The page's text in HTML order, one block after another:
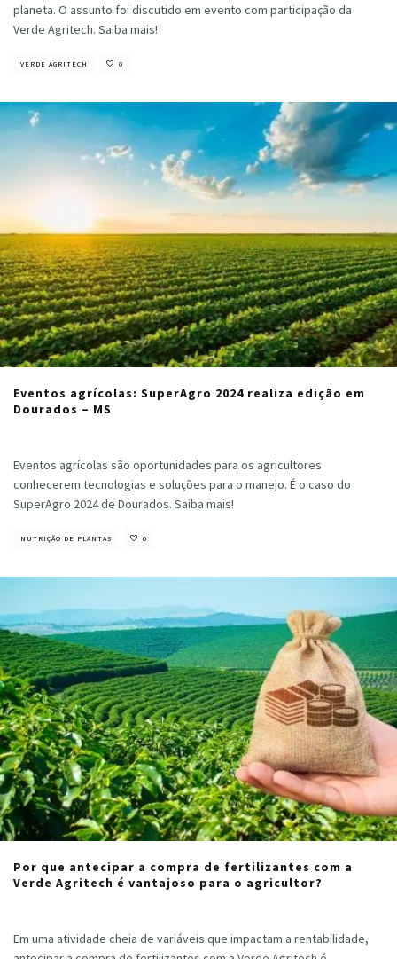
planeta. O assunto foi discutido em evento com participação da
Verde Agritech. Saiba mais!
VERDE AGRITECH 0
Eventos agrícolas: SuperAgro 2024 realiza edição em
Dourados – MS
Eventos agrícolas são oportunidades para os agricultores
conhecerem tecnologias e soluções para o manejo. É o caso do
SuperAgro 2024 de Dourados. Saiba mais!
NUTRIÇÃO DE PLANTAS 0
Por que antecipar a compra de fertilizantes com a
Verde Agritech é vantajoso para o agricultor?
Em uma atividade cheia de variáveis que impactam a rentabilidade,